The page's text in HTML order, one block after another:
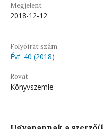
Megjelent
2018-12-12
Folyóirat szám
Évf. 40 (2018)
Rovat
Könyvszemle